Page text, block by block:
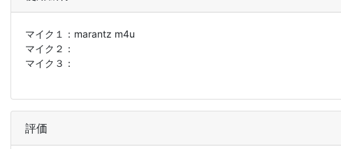
マイク１： marantz m4u
マイク２：
マイク３：
評価